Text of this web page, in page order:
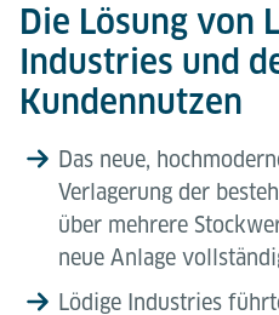
Die Lösung von
Industries und
Kundennutzen
Das neue,
Verlagerung der
über mehrere
neue Anlage
Lödige Industries